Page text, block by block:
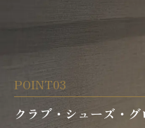
POINT03
クラブ・シューズ・